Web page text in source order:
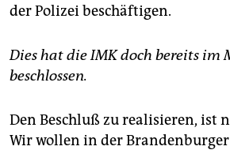
der Polizei beschäftigen.
Dies hat die IMK doch bereits im
beschlossen.
Den Beschluß zu realisieren, ist
Wir wollen in der